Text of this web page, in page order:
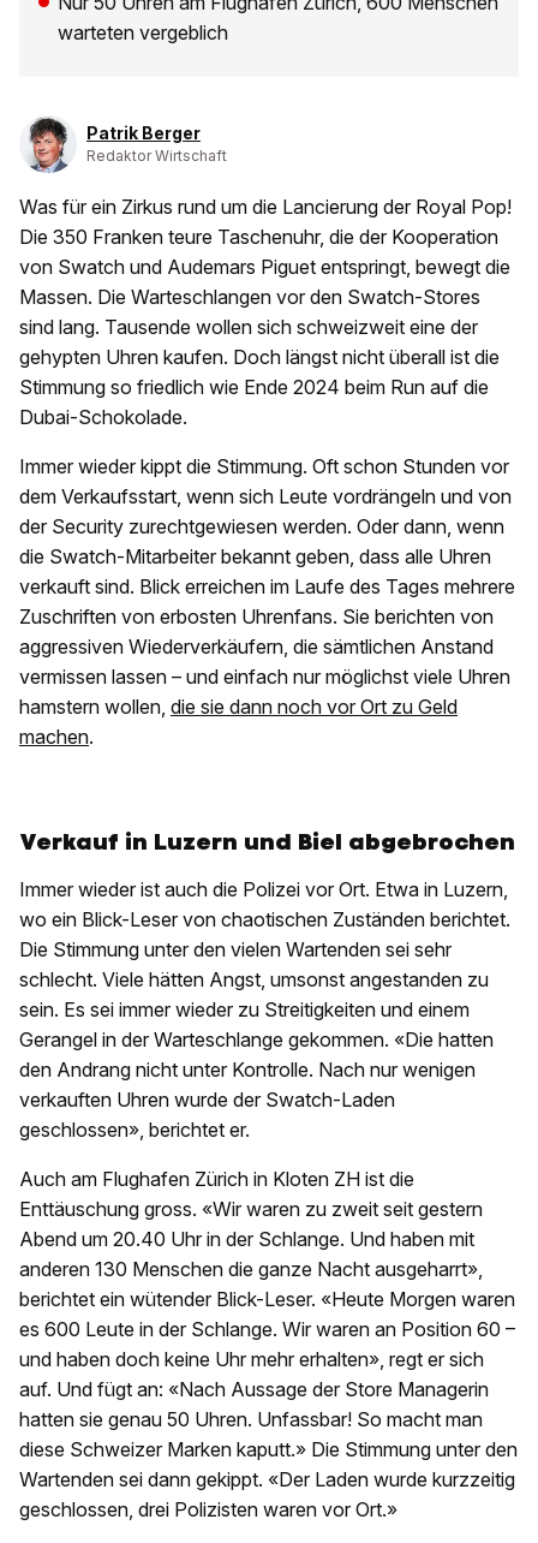
warteten vergeblich
Patrik Berger
Redaktor Wirtschaft
Was für ein Zirkus rund um die Lancierung der Royal Pop!
Die 350 Franken teure Taschenuhr, die der Kooperation
von Swatch und Audemars Piguet entspringt, bewegt die
Massen. Die Warteschlangen vor den Swatch-Stores
sind lang. Tausende wollen sich schweizweit eine der
gehypten Uhren kaufen. Doch längst nicht überall ist die
Stimmung so friedlich wie Ende 2024 beim Run auf die
Dubai-Schokolade.
Immer wieder kippt die Stimmung. Oft schon Stunden vor
dem Verkaufsstart, wenn sich Leute vordrängeln und von
der Security zurechtgewiesen werden. Oder dann, wenn
die Swatch-Mitarbeiter bekannt geben, dass alle Uhren
verkauft sind. Blick erreichen im Laufe des Tages mehrere
Zuschriften von erbosten Uhrenfans. Sie berichten von
aggressiven Wiederverkäufern, die sämtlichen Anstand
vermissen lassen – und einfach nur möglichst viele Uhren
hamstern wollen, die sie dann noch vor Ort zu Geld
machen.
Verkauf in Luzern und Biel abgebrochen
Immer wieder ist auch die Polizei vor Ort. Etwa in Luzern,
wo ein Blick-Leser von chaotischen Zuständen berichtet.
Die Stimmung unter den vielen Wartenden sei sehr
schlecht. Viele hätten Angst, umsonst angestanden zu
sein. Es sei immer wieder zu Streitigkeiten und einem
Gerangel in der Warteschlange gekommen. «Die hatten
den Andrang nicht unter Kontrolle. Nach nur wenigen
verkauften Uhren wurde der Swatch-Laden
geschlossen», berichtet er.
Auch am Flughafen Zürich in Kloten ZH ist die
Enttäuschung gross. «Wir waren zu zweit seit gestern
Abend um 20.40 Uhr in der Schlange. Und haben mit
anderen 130 Menschen die ganze Nacht ausgeharrt»,
berichtet ein wütender Blick-Leser. «Heute Morgen waren
es 600 Leute in der Schlange. Wir waren an Position 60 –
und haben doch keine Uhr mehr erhalten», regt er sich
auf. Und fügt an: «Nach Aussage der Store Managerin
hatten sie genau 50 Uhren. Unfassbar! So macht man
diese Schweizer Marken kaputt.» Die Stimmung unter den
Wartenden sei dann gekippt. «Der Laden wurde kurzzeitig
geschlossen, drei Polizisten waren vor Ort.»